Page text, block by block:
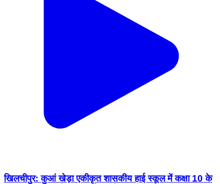
खिलचीपुर: कुआं खेड़ा एकीकृत शासकीय हाई स्कूल में कक्षा 10 के